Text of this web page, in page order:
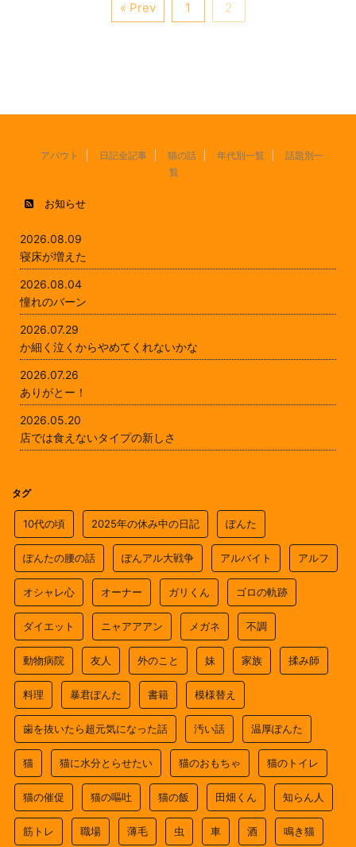
« Prev 1 2
アバウト 日記全記事 猫の話 年代別一覧
話題別一
覧
お知らせ
2026.08.09
寝床が増えた
2026.08.04
憧れのバーン
2026.07.29
か細く泣くからやめてくれないかな
2026.07.26
ありがとー！
2026.05.20
店では食えないタイプの新しさ
タグ
10代の頃 2025年の休み中の日記 ぽんた
ぽんたの腰の話 ぽんアル大戦争 アルバイト アルフ
オシャレ心 オーナー ガリくん ゴロの軌跡
ダイエット ニャアアアン メガネ 不調
動物病院 友人 外のこと 妹 家族 揉み師
料理 暴君ぽんた 書籍 模様替え
歯を抜いたら超元気になった話 汚い話 温厚ぽんた
猫 猫に水分とらせたい 猫のおもちゃ 猫のトイレ
猫の催促 猫の嘔吐 猫の飯 田畑くん 知らん人
筋トレ 職場 薄毛 虫 車 酒 鳴き猫